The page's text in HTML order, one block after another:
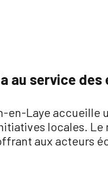
au service
en-Laye
locales. Le
aux acteurs